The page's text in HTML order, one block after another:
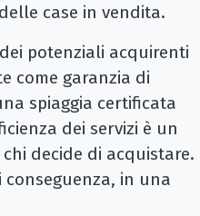
case in vendita.
potenziali acquirenti
come garanzia di
spiaggia certificata
dei servizi è un
decide di acquistare.
in una